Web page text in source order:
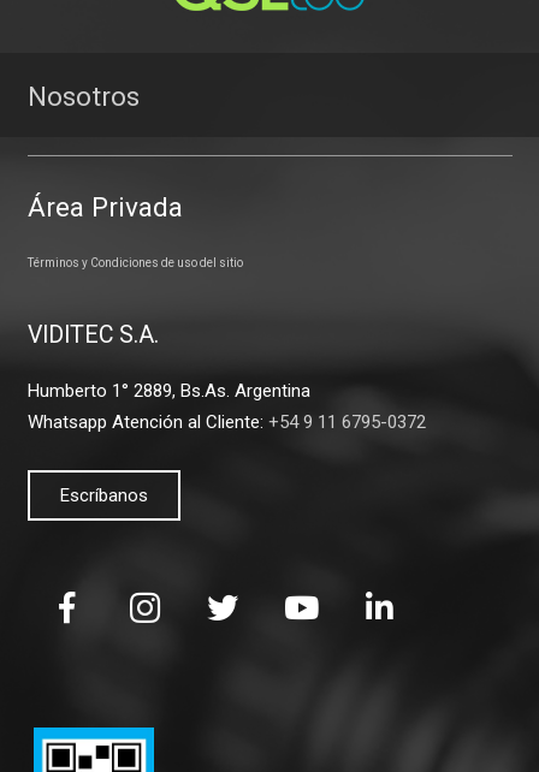
Nosotros
Área Privada
Términos y Condiciones de uso del sitio
VIDITEC S.A.
Humberto 1° 2889, Bs.As. Argentina
Whatsapp Atención al Cliente: +54 9 11 6795-0372
Escríbanos